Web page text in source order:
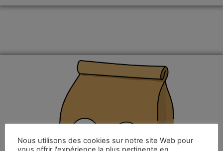
Nous utilisons des cookies sur notre site Web pour